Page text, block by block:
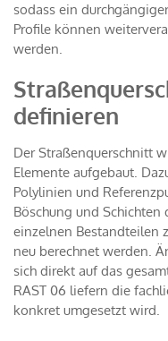
sodass ein
Profile können
werden.
definieren
Der Straßenquerschnitt
Elemente aufgebaut.
Polylinien und
Böschung und
einzelnen Bestandteilen
neu berechnet werden.
sich direkt auf das
RAST 06 liefern die
konkret umgesetzt wird.